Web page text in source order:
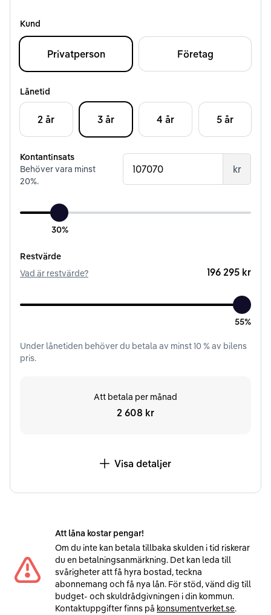
Kund
Privatperson Företag
Lånetid
2 år 3 år 4 år 5 år
Kontantinsats
Behöver vara minst
20%.
kr
30%
Restvärde
Vad är restvärde?
196 295 kr
55%
Under lånetiden behöver du betala av minst10% av bilens
pris.
Att betala per månad
2 608 kr
Visa detaljer
Att låna kostar pengar!
Om du inte kan betala tillbaka skulden i tid riskerar
du en betalningsanmärkning. Det kan leda till
svårigheter att få hyra bostad, teckna
abonnemang och få nya lån. För stöd, vänd dig till
budget- och skuldrådgivningen i din kommun.
Kontaktuppgifter finns på konsumentverket.se.